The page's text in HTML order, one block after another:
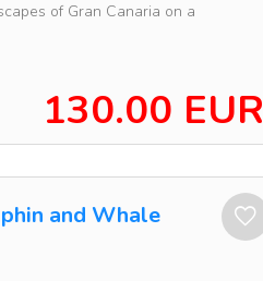
of Gran Canaria on a
130.00 EUR
and Whale